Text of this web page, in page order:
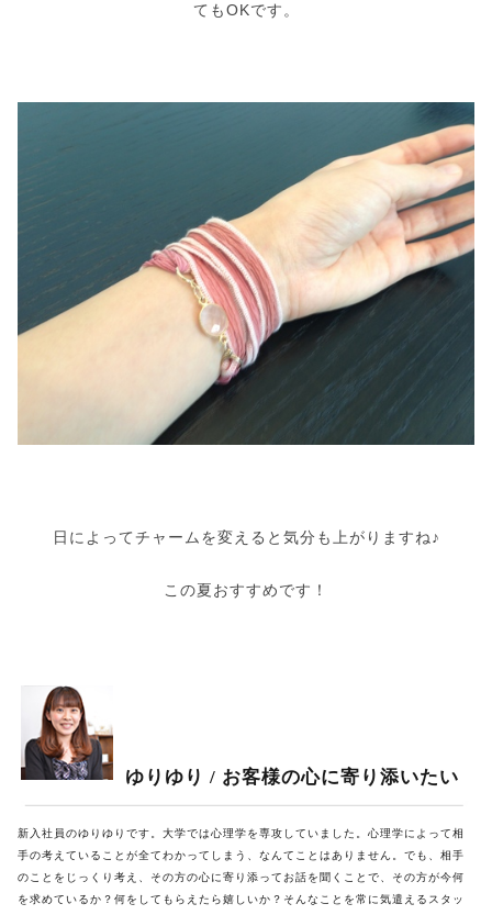
てもOKです。
日によってチャームを変えると気分も上がりますね♪
この夏おすすめです！
ゆりゆり / お客様の心に寄り添いたい
新入社員のゆりゆりです。大学では心理学を専攻していました。心理学によって相
手の考えていることが全てわかってしまう、なんてことはありません。でも、相手
のことをじっくり考え、その方の心に寄り添ってお話を聞くことで、その方が今何
を求めているか？何をしてもらえたら嬉しいか？そんなことを常に気遣えるスタッ